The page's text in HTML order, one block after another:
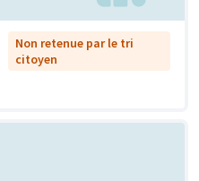
Non retenue par le tri
citoyen